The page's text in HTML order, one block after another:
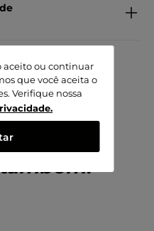
aceito ou continuar
que você aceita o
Verifique nossa
.